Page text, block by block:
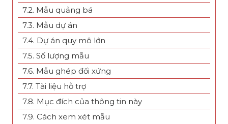
7.2. Mẫu quảng bá
7.3. Mẫu dự án
7.4. Dự án quy mô lớn
7.5. Số lượng mẫu
7.6. Mẫu ghép đối xứng
7.7. Tài liệu hỗ trợ
7.8. Mục đích của thông tin này
7.9. Cách xem xét mẫu